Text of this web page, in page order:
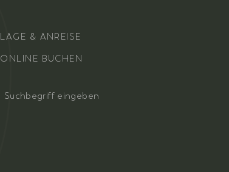
LAGE & ANREISE
ONLINE BUCHEN
Suchbegriff